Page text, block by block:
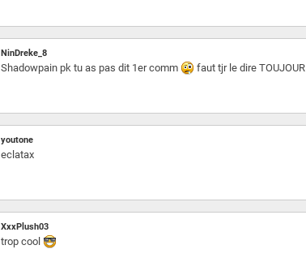
NinDreke_8
Shadowpain pk tu as pas dit 1er comm faut tjr le dire TOUJOUR
youtone
eclatax
XxxPlush03
trop cool